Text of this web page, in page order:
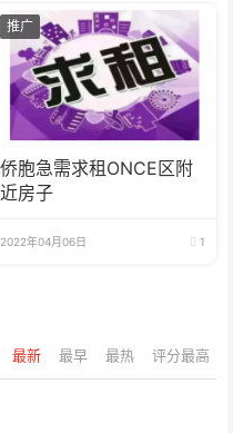
推广
侨胞急需求租ONCE区附
近房子
2022年04月06日 1
最新 最早 最热 评分最高